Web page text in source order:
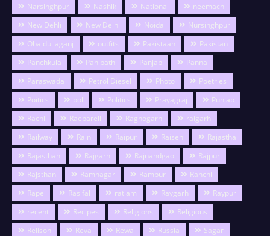
Narsinghpur
Nashik National
neemach
New Dehli
New Delhi Noida
Nursinghpur
Obaidullaganj
outfits Pakistaan
Pakistan
Panchkula
Panipath Panjab
Panna
Paraswada
Petrol Diesel Photo
Poetries
Poitics
pol Politics Prayagraj
Punjab
Rachi
Raebareli Raghogarh
raigarh
Railway
Rain Raipur Raisen
Rajastha
Rajasthan
Rajgarh Rajnandgao
Rajpur
Rajsthan
Ramnagar Rampur
Ranchi
Rape
Rasifal ratlam Raygarh
Raypur
recent
Recipes Religions
Religious
Relison
Reva Rewa Russia
Sagar